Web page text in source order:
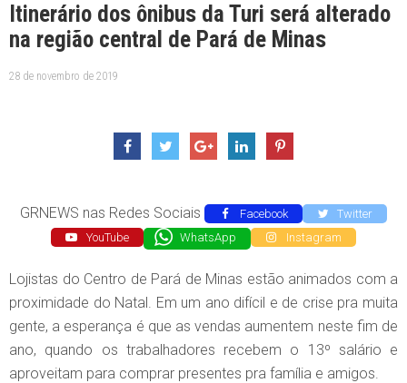
Itinerário dos ônibus da Turi será alterado
na região central de Pará de Minas
28 de novembro de 2019
GRNEWS nas Redes Sociais Facebook
Twitter
YouTube
WhatsApp Instagram
Lojistas do Centro de Pará de Minas estão animados com a
proximidade do Natal. Em um ano difícil e de crise pra muita
gente, a esperança é que as vendas aumentem neste fim de
ano, quando os trabalhadores recebem o 13º salário e
aproveitam para comprar presentes pra família e amigos.